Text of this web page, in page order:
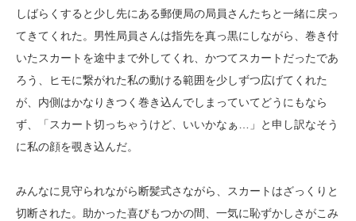
しばらくすると少し先にある郵便局の局員さんたちと一緒に戻っ
てきてくれた。男性局員さんは指先を真っ黒にしながら、巻き付
いたスカートを途中まで外してくれ、かつてスカートだったであ
ろう、ヒモに繋がれた私の動ける範囲を少しずつ広げてくれた
が、内側はかなりきつく巻き込んでしまっていてどうにもなら
ず、「スカート切っちゃうけど、いいかなぁ…」と申し訳なそう
に私の顔を覗き込んだ。
みんなに見守られながら断髪式さながら、スカートはざっくりと
切断された。助かった喜びもつかの間、一気に恥ずかしさがこみ